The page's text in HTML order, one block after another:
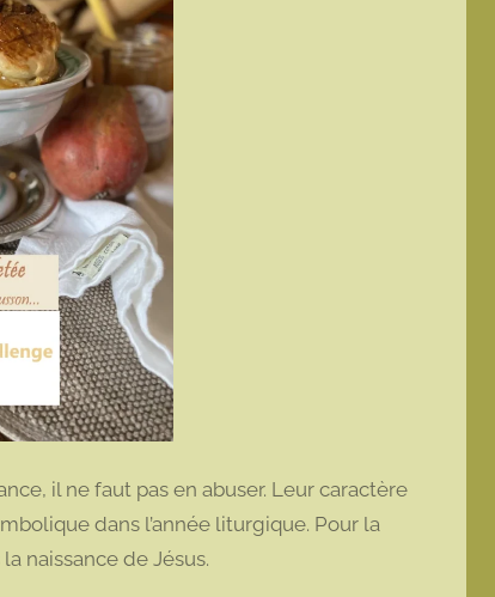
il ne faut pas en abuser. Leur caractère
dans l’année liturgique. Pour la
naissance de Jésus.